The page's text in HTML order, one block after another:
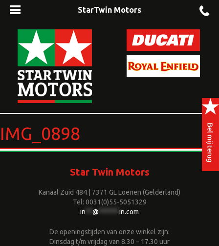
StarTwin Motors
IMG_0898
Star Twin Motors
Kanaal Zuid 484 | 7371 GL Loenen (Gelderland)
Tel: 0031(0)55-5051329
in
@ in.com
De openingstijden van onze winkel zijn:
Dinsdag t/m vrijdag van 8.30 – 17.30 uur